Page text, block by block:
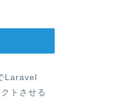
Laravel
トさせる